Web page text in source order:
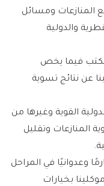
المنازعات ومسائل
والدولية
فيما يخص
عن نتائج تسوية
القوية وغيرها من
المنازعات وتقليل
وعدوانيًا في المراحل
بخيارات